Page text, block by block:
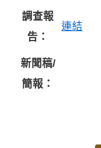
調查報
告：
連結
新聞稿/
簡報：